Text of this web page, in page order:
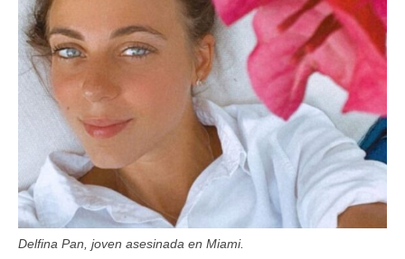
Delfina Pan, joven asesinada en Miami.